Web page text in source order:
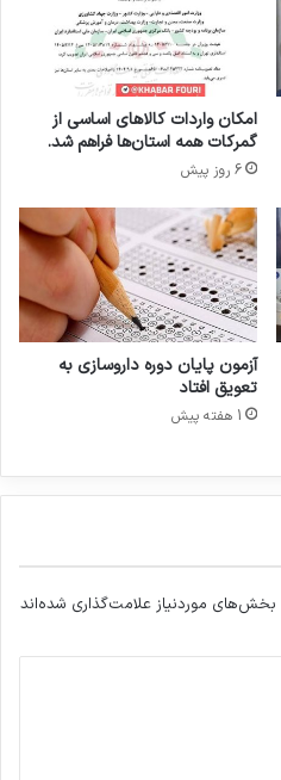
امکان واردات کالاهای اساسی از
گمرکات همه استان‌ها فراهم شد.
6 روز پیش
آزمون پایان دوره داروسازی به
تعویق افتاد
1 هفته پیش
بخش‌های موردنیاز علامت‌گذاری شده‌اند